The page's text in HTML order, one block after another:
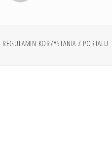
REGULAMIN KORZYSTANIA Z PORTALU